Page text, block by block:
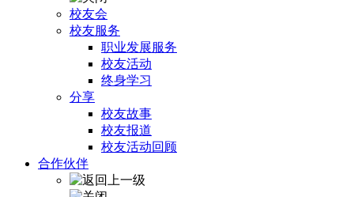
校友会
校友服务
职业发展服务
校友活动
终身学习
分享
校友故事
校友报道
校友活动回顾
合作伙伴